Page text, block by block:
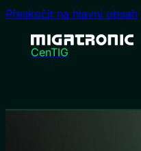
Přeskočit na hlavní obsah
CenTIG